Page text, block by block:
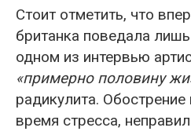
Стоит отметить, что
британка поведала
одном из интервью
«примерно половину
радикулита. Обострение
время стресса,